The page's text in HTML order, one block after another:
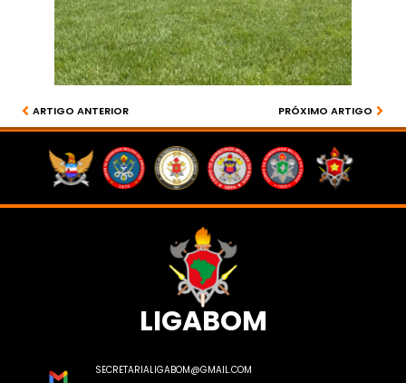
ARTIGO ANTERIOR PRÓXIMO ARTIGO
LIGABOM
SECRETARIALIGABOM@GMAIL.COM